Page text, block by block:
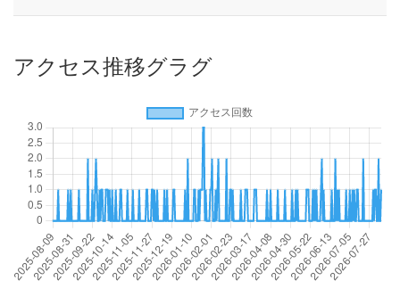
アクセス推移グラグ